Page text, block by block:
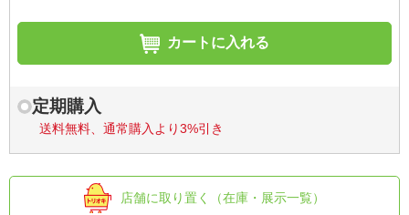
カートに入れる
定期購入
送料無料、通常購入より3%引き
店舗に取り置く（在庫・展示一覧）